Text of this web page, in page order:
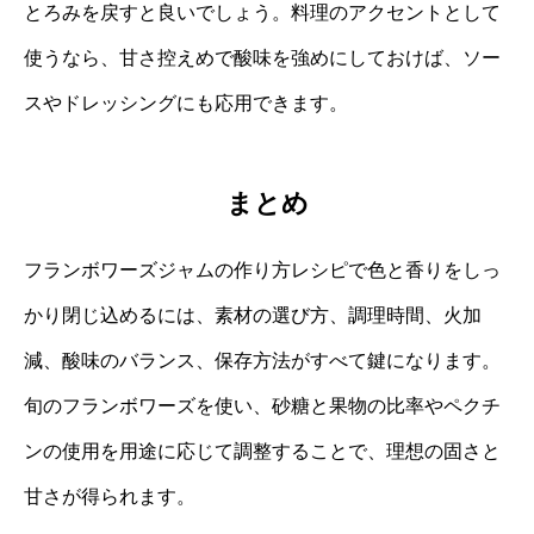
とろみを戻すと良いでしょう。料理のアクセントとして
使うなら、甘さ控えめで酸味を強めにしておけば、ソー
スやドレッシングにも応用できます。
まとめ
フランボワーズジャムの作り方レシピで色と香りをしっ
かり閉じ込めるには、素材の選び方、調理時間、火加
減、酸味のバランス、保存方法がすべて鍵になります。
旬のフランボワーズを使い、砂糖と果物の比率やペクチ
ンの使用を用途に応じて調整することで、理想の固さと
甘さが得られます。